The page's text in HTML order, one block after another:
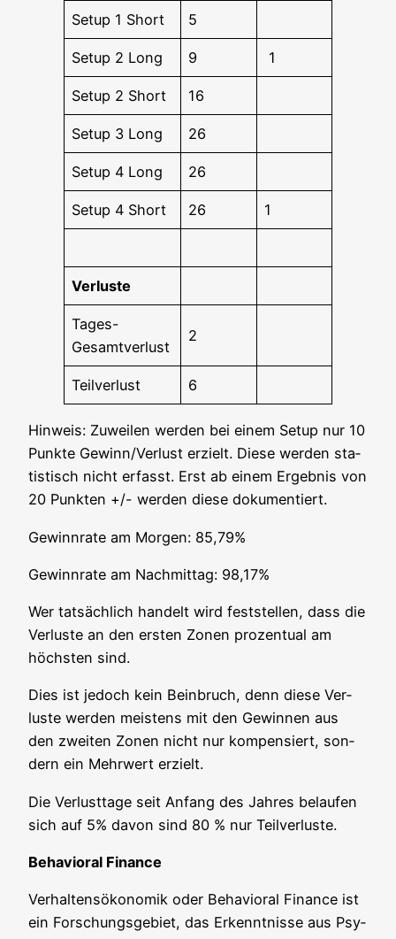
Set­up 1 Short 5
Set­up 2 Long 9 1
Set­up 2 Short 16
Set­up 3 Long 26
Set­up 4 Long 26
Set­up 4 Short 26 1
Ver­lus­te
Tages-
Gesamt­ver­lust
2
Teil­ver­lust 6
Hin­weis: Zuwei­len wer­den bei einem Set­up nur 10
Punk­te Gewinn/Verlust erzielt. Die­se wer­den sta­
tis­tisch nicht erfasst. Erst ab einem Ergeb­nis von
20 Punk­ten +/- wer­den die­se dokumentiert.
Gewinn­ra­te am Mor­gen: 85,79%
Gewinn­ra­te am Nach­mit­tag: 98,17%
Wer tat­säch­lich han­delt wird fest­stel­len, dass die
Ver­lus­te an den ers­ten Zonen pro­zen­tu­al am
höchs­ten sind.
Dies ist jedoch kein Bein­bruch, denn die­se Ver­
lus­te wer­den meis­tens mit den Gewin­nen aus
den zwei­ten Zonen nicht nur kom­pen­siert, son­
dern ein Mehr­wert erzielt.
Die Ver­lust­ta­ge seit Anfang des Jah­res belau­fen
sich auf 5% davon sind 80 % nur Teilverluste.
Beha­vi­oral Finance
Ver­hal­tens­öko­no­mik oder Beha­vi­oral Finan­ce ist
ein For­schungs­ge­biet, das Erkennt­nis­se aus Psy­